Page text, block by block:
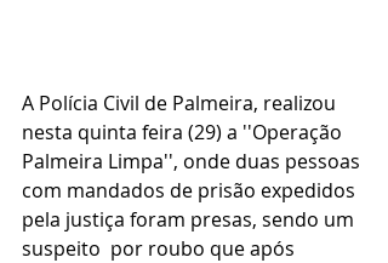
A Polícia Civil de Palmeira, realizou
nesta quinta feira (29) a ''Operação
Palmeira Limpa'', onde duas pessoas
com mandados de prisão expedidos
pela justiça foram presas, sendo um
suspeito  por roubo que após